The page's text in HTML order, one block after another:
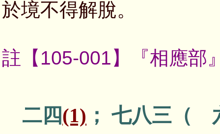
於境不得解脫。
註【105-001】 『相應
二四(1) ； 七八三（